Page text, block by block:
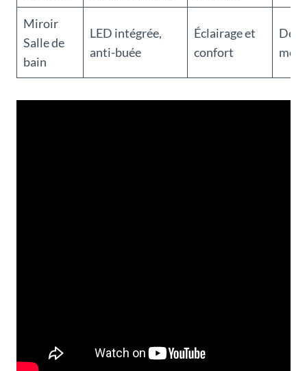
Miroir
Salle de
bain
LED intégrée,
anti-buée
Éclairage et
confort